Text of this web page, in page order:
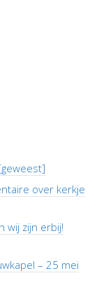
over kerkje
wij zijn erbij!
– 25 mei